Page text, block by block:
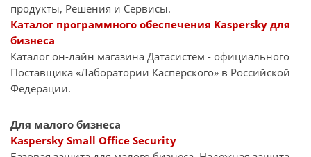
продукты, Решения и Сервисы.
Каталог программного обеспечения Kaspersky для
бизнеса
Каталог он-лайн магазина Датасиcтем - официального
Поставщика «Лаборатории Касперского» в Российской
Федерации.
Для малого бизнеса
Kaspersky Small Office Security